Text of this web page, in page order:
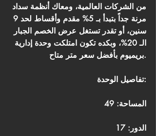
من الشركات العالمية، ومعاك أنظمة سداد
مرنة جداً بتبدأ بـ 5% مقدم وأقساط لحد 9
سنين، أو تقدر تستغل عرض الخصم الجبار
الـ 20%، وبكده تكون امتلكت وحدة إدارية
بريميوم بأفضل سعر متر متاح.
تفاصيل الوحدة:
المساحة: 49
الدور: 17